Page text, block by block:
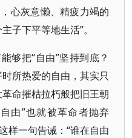
心灰意懒、精疲力竭的
子下平等地生活”。
够把“自由”坚持到底？
所热爱的自由，其实只
命摧枯拉朽般把旧王朝
由”也就被革命者抛弃
样一句告诫：“谁在自由